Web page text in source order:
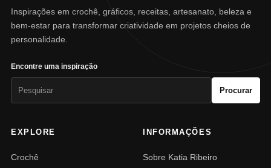
Inspirações em crochê, gráficos, receitas, artesanato, beleza e
bem-estar para transformar criatividade em projetos cheios de
personalidade.
Encontre uma inspiração
Procurar
EXPLORE
Crochê
INFORMAÇÕES
Sobre Katia Ribeiro